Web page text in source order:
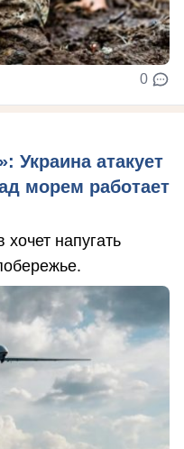
0
Украина атакует
морем работает
напугать